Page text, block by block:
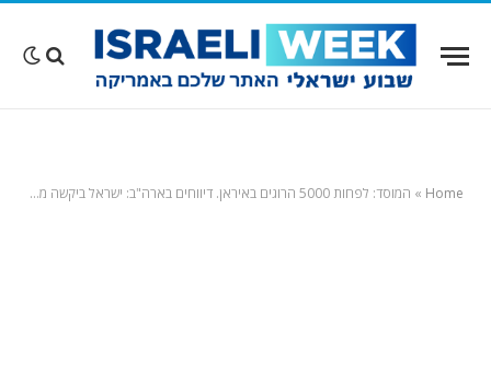
Home
» המוסד: לפחות 5000 הרוגים באיראן. דיווחים בארה"ב: ישראל ביקשה מטראמפ להימנע בשלב זה מתקיפת משמרות המהפכה